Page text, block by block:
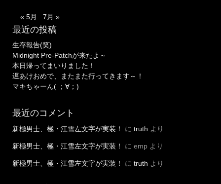
« 5月 7月 »
最近の投稿
生存報告(笑)
Midnight Pre-Patchが来たよ～
本日帰ってまいりました！
遅あけおめで、またまた行ってきます～！
マキちゃーん( ；∀；)
最近のコメント
新極男士、極・江雪左文字が実装！ に truth より
新極男士、極・江雪左文字が実装！ に emp より
新極男士、極・江雪左文字が実装！ に truth より